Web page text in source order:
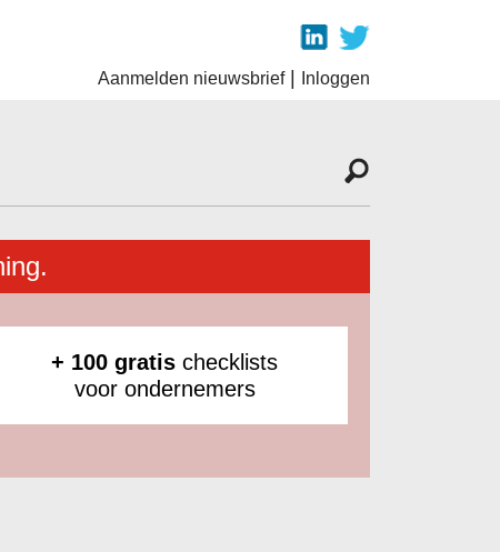
Aanmelden nieuwsbrief| Inloggen
+ 100 gratis checklists
voor ondernemers